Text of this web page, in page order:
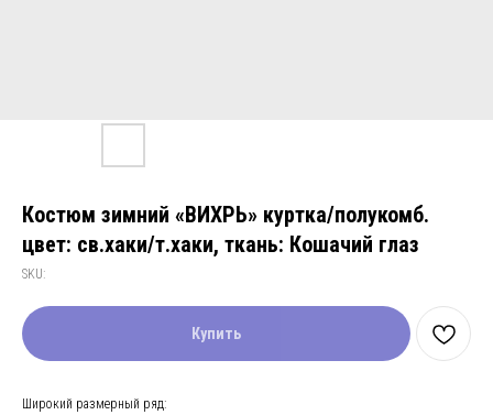
Костюм зимний «ВИХРЬ» куртка/полукомб.
цвет: св.хаки/т.хаки, ткань: Кошачий глаз
SKU:
Купить
Широкий размерный ряд: